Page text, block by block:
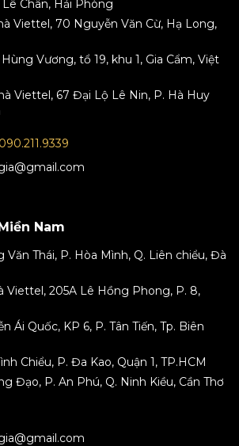
Chân, Hải Phòng
Viettel, 70 Nguyễn Văn Cừ, Hạ Long,
Vương, tổ 19, khu 1, Gia Cẩm, Việt
Viettel, 67 Đại Lộ Lê Nin, P. Hà Huy
090.211.9339
Nam
Văn Thái, P. Hòa Mình, Q. Liên chiểu, Đà
Viettel, 205A Lê Hồng Phong, P. 8,
Ái Quốc, KP 6, P. Tân Tiến, Tp. Biên
Chiểu, P. Đa Kao, Quận 1, TP.HCM
Đạo, P. An Phú, Q. Ninh Kiều, Cần Thơ